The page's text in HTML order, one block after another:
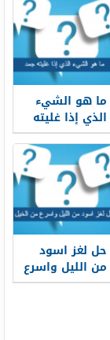
ما هو الشيء
الذي إذا غليته
جمد
حل لغز اسود
من الليل واسرع
من الخيل